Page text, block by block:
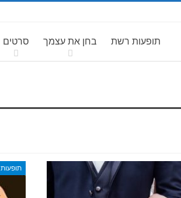
תופעות רשת בחן את עצמך סרטים